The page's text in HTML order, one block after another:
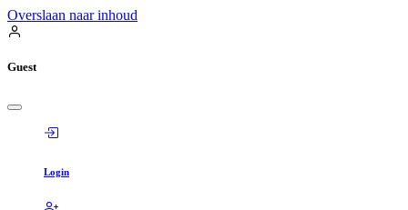
Overslaan naar inhoud
Guest
Login